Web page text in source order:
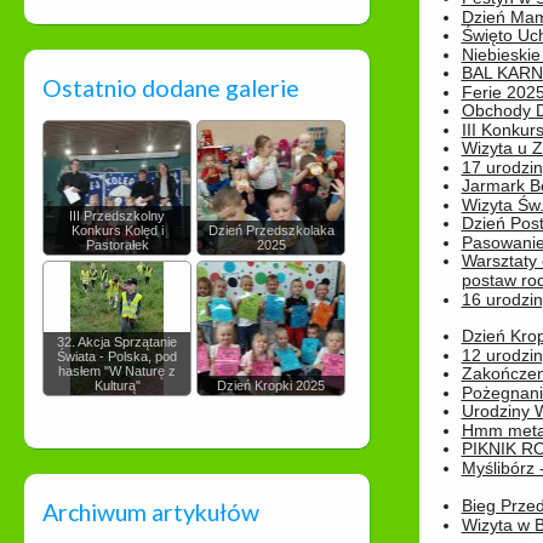
Ostatnio dodane galerie
III Przedszkolny
Konkurs Kolęd i
Pastorałek
Dzień Przedszkolaka
2025
32. Akcja Sprzątanie
Świata - Polska, pod
hasłem "W Naturę z
Kulturą"
Dzień Kropki 2025
Archiwum artykułów
Dzień
Święto
BAL
Ferie
Obchody
III
Wizyta u
17
Jarmark
Wizyta
Dzień
Warsztaty
postaw
16
Dzień
12
Urodziny
Hmm
PIKNIK
Myślibórz
Bieg
Wizyta w